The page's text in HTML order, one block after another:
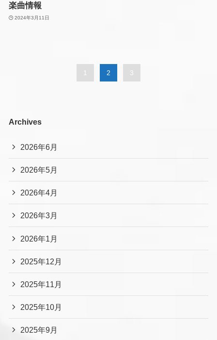
楽曲情報
2024年3月11日
1 2 3
Archives
2026年6月
2026年5月
2026年4月
2026年3月
2026年1月
2025年12月
2025年11月
2025年10月
2025年9月